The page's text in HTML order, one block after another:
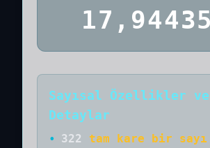
Sayısal Özellikler ve
Detaylar
• 322
tam kare bir sayı